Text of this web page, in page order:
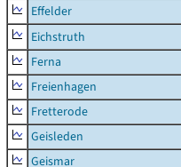
Effelder
Eichstruth
Ferna
Freienhagen
Fretterode
Geisleden
Geismar